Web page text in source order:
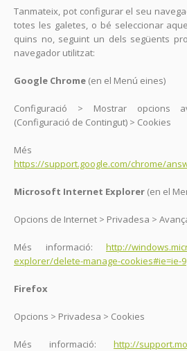
Tanmateix, pot configurar el seu
totes les galetes, o bé seleccionar
quins no, seguint un dels següents
navegador utilitzat:
Google Chrome (en el Menú eines)
Configuració > Mostrar opcions
(Configuració de Contingut) > Cookies
Més
https://support.google.com/chrome/
Microsoft Internet Explorer (en el
Opcions de Internet > Privadesa >
Més informació: http://
explorer/delete-manage-cookies#ie=ie-9
Firefox
Opcions > Privadesa > Cookies
Més informació: http://